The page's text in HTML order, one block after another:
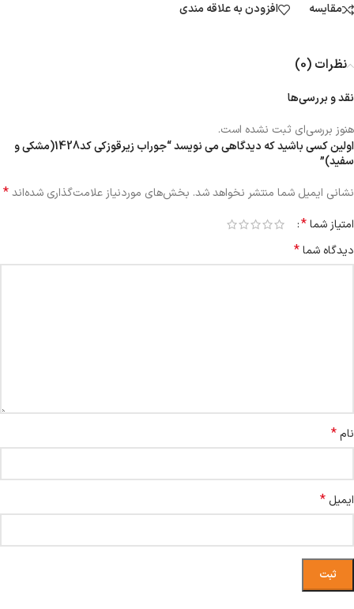
مقایسه افزودن به علاقه مندی
نظرات (0)
نقد و بررسی‌ها
هنوز بررسی‌ای ثبت نشده است.
اولین کسی باشید که دیدگاهی می نویسد “جوراب زیرقوزکی کد1428(مشکی و
سفید)”
نشانی ایمیل شما منتشر نخواهد شد. بخش‌های موردنیاز علامت‌گذاری شده‌اند*
امتیاز شما*
دیدگاه شما*
نام*
ایمیل *